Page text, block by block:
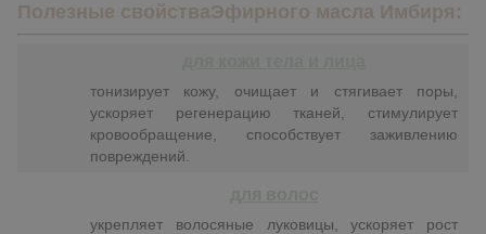
Полезные свойстваЭфирного масла Имбиря :
тонизирует кожу, очищает и стягивает поры,
ускоряет регенерацию тканей, стимулирует
кровообращение, способствует заживлению
повреждений.
укрепляет волосяные луковицы, ускоряет рост